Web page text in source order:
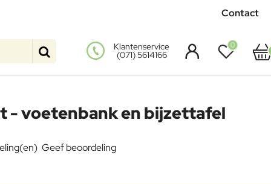
Contact
Klantenservice
(071) 5614166
0
- voetenbank en bijzettafel
Geef beoordeling